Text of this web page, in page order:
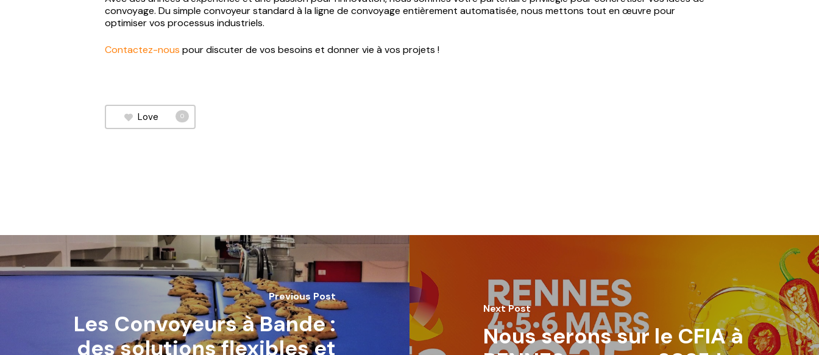
convoyage. Du simple convoyeur standard à la ligne de convoyage entièrement automatisée, nous mettons tout en œuvre pour
optimiser vos processus industriels.
Contactez-nous pour discuter de vos besoins et donner vie à vos projets !
Love 0
Previous Post
Les Convoyeurs à Bande :
des solutions flexibles et
Next Post
Nous serons sur le CFIA à